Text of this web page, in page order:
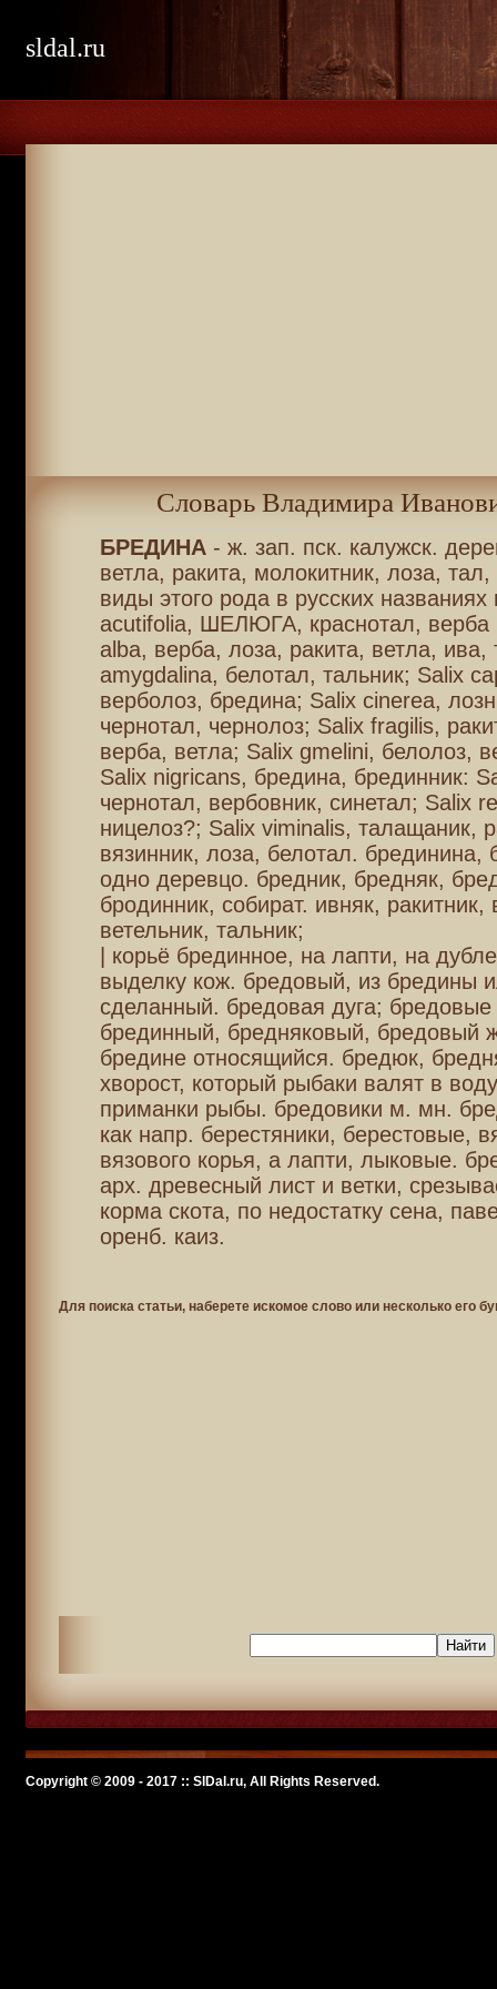
sldal.ru
Словарь Владимира
БРЕДИНА- ж. зап. пск. калужск.
ветла, ракита, молокитник, лоза,
виды этого рода в русских
acutifolia, ШЕЛЮГА, краснотал, верба
alba, верба, лоза, ракита, ветла, ива,
amygdalina, белотал, тальник; Salix
верболоз, бредина; Salix сinеrеа,
чернотал, чернолоз; Salix fragilis,
верба, ветла; Salix gmelini, белолоз,
Salix nigricans, бредина, брединник:
чернотал, вербовник, синетал; Salix
ницелоз?; Salix viminalis, талащаник,
вязинник, лоза, белотал. брединина,
одно деревцо. бредник, бредняк,
бродинник, собират. ивняк, ракитник,
ветельник, тальник;
| корьё брединное, на лапти, на
выделку кож. бредовый, из бредины
сделанный. бредовая дуга; бредовые
брединный, бредняковый, бредовый
бредине относящийся. бредюк,
хворост, который рыбаки валят в
приманки рыбы. бредовики м. мн.
как напр. берестяники, берестовые,
вязового корья, а лапти, лыковые.
арх. древесный лист и ветки,
корма скота, по недостатку сена,
оренб. каиз.
Для поиска статьи, наберете искомое слово или несколько его
Copyright © 2009 - 2017 :: SlDal.ru, All Rights Reserved.